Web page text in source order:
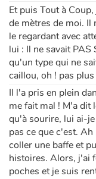
Et puis Tout à
de mètres de moi. Il
le regardant avec
lui : Il ne savait PAS
qu'un type qui ne
caillou, oh ! pas
Il l'a pris en plein
me fait mal ! M'a dit
qu'à sourire, lui ai-
pas ce que c'est.
coller une baffe et
histoires. Alors, j'ai
poches et je suis